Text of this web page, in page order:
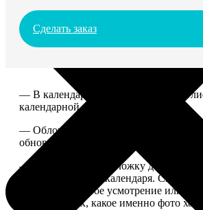
Сделать заказ
— В календаре 13 листов:
календарной сеткой.
— Обложка для календаря
обновляем каждый год.
— В кружочек на обложку добавляем
одной из страниц календаря. Снимок
выбирают на свое усмотрение или
комментариях, какое именно фото